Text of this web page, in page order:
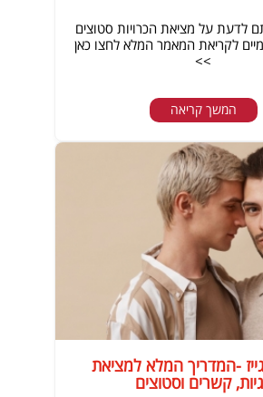
לדעת על מציאת הכרויות סטוצים
לקריאת המאמר המלא לחצו כאן
>>
המשך קריאה
-המדריך המלא למציאת
קשרים וסטוצים